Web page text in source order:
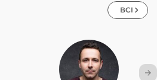
ВСІ